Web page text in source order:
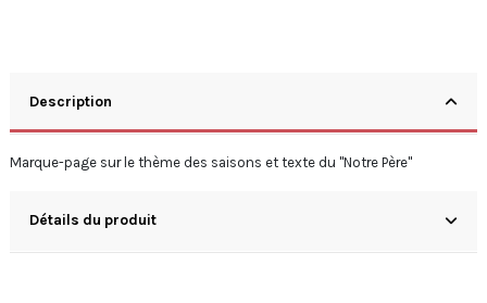
Description
Marque-page sur le thème des saisons et texte du "Notre Père"
Détails du produit